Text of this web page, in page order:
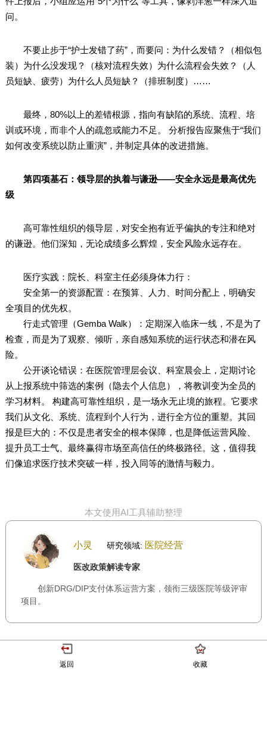
问。
不要止步于“护士发错了药”，而要问：为什么发错？（相似包
装）为什么没发现？（核对流程失效）为什么流程会失效？（人
员短缺、疲劳）为什么人员短缺？（排班制度）……
最终，80%以上的差错根源，指向有缺陷的系统、流程、培
训或环境，而非个人的疏忽或能力不足。 分析报告应聚焦于“我们
如何改变系统以防止重演”，并制定具体的改进措施。
第四项基石：领导层的执着与谦逊——安全永远是最高优先
级
高可靠性组织的领导层，对安全抱有近乎偏执的专注和绝对
的谦逊。他们深知，无论成绩多么辉煌，安全风险永远存在。
医疗实践：院长、科室主任必须身体力行：
安全第一的资源配置：在预算、人力、时间分配上，明确安
全项目的优先权。
行走式管理（Gemba Walk）：定期深入临床一线，不是为了
检查，而是为了观察、倾听，亲自感知系统的运行状态和潜在风
险。
公开谈论错误：在医院管理层会议、科室晨会上，定期讨论
从上报系统中筛选的案例（隐去个人信息），将教训变为全员的
学习材料。 构建高可靠性组织，是一场永无止境的旅程。它要求
我们从文化、系统、流程到个人行为，进行全方位的重塑。其回
报是巨大的：不仅是患者安全的根本保障，也是降低运营风险、
提升员工士气、最终赢得市场至高信任的终极路径。这，值得我
们像追求医疗技术突破一样，投入同等的激情与毅力。
本文使用AI工具辅助整理
小灵 研究领域: 医院经营
医改政策解读专家
创新DRG/DIP支付体系运营方案，领衔三级医院等级评审
项目。
返回 收藏